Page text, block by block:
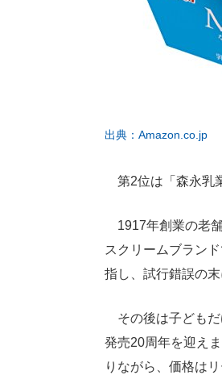
出典：Amazon.co.jp
第2位は「森永乳
1917年創業の老
スクリームブラン
指し、試行錯誤の末
その後は子どもだ
発売20周年を迎え
りながら、価格は